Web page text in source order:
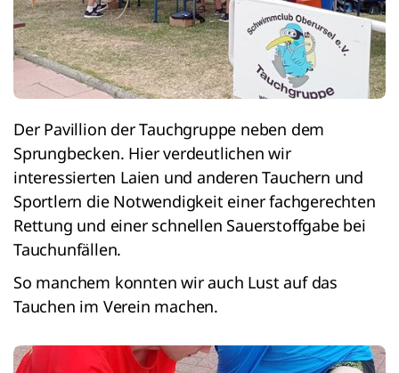
Der Pavillion der Tauchgruppe neben dem
Sprungbecken. Hier verdeutlichen wir
interessierten Laien und anderen Tauchern und
Sportlern die Notwendigkeit einer fachgerechten
Rettung und einer schnellen Sauerstoffgabe bei
Tauchunfällen.
So manchem konnten wir auch Lust auf das
Tauchen im Verein machen.